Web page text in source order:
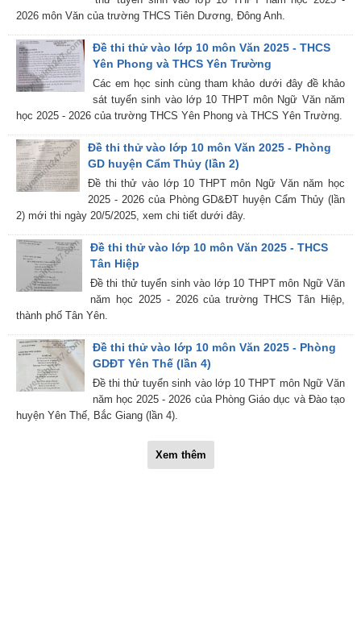
2026 môn Văn của trường THCS Tiên Dương, Đông Anh.
Đề thi thử vào lớp 10 môn Văn 2025 - THCS
Yên Phong và THCS Yên Trường
Các em học sinh cùng tham khảo dưới đây đề khảo
sát tuyển sinh vào lớp 10 THPT môn Ngữ Văn năm
học 2025 - 2026 của trường THCS Yên Phong và THCS Yên Trường.
Đề thi thử vào lớp 10 môn Văn 2025 - Phòng
GD huyện Cẩm Thủy (lần 2)
Đề thi thử vào lớp 10 THPT môn Ngữ Văn năm học
2025 - 2026 của Phòng GD&ĐT huyện Cẩm Thủy (lần
2) mới thi ngày 20/5/2025, xem chi tiết dưới đây.
Đề thi thử vào lớp 10 môn Văn 2025 - THCS
Tân Hiệp
Đề thi thử tuyển sinh vào lớp 10 THPT môn Ngữ Văn
năm học 2025 - 2026 của trường THCS Tân Hiệp,
thành phố Tân Yên.
Đề thi thử vào lớp 10 môn Văn 2025 - Phòng
GDĐT Yên Thế (lần 4)
Đề thi thử tuyển sinh vào lớp 10 THPT môn Ngữ Văn
năm học 2025 - 2026 của Phòng Giáo dục và Đào tạo
huyện Yên Thế, Bắc Giang (lần 4).
Xem thêm